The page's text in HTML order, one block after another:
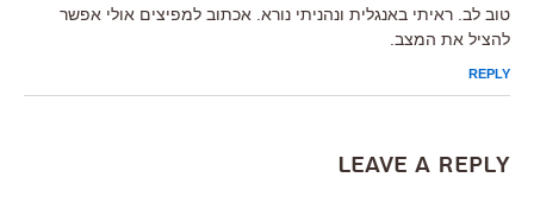
טוב לב. ראיתי באנגלית ונהניתי נורא. אכתוב למפיצים אולי אפשר
להציל את המצב.
REPLY
Leave a Reply